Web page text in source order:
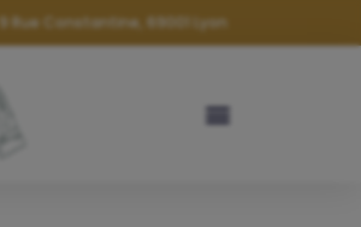
9 Rue Constantine, 69001 Lyon